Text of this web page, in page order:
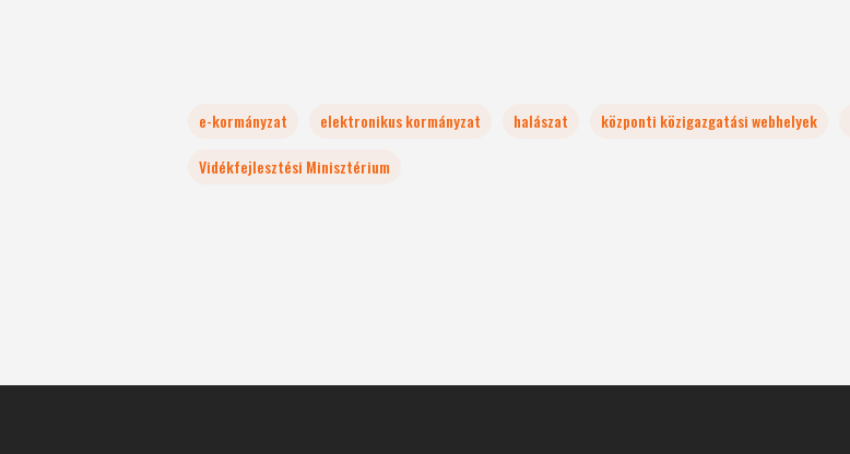
e-kormányzat elektronikus kormányzat halászat központi közigazgatási webhelyek
Vidékfejlesztési Minisztérium